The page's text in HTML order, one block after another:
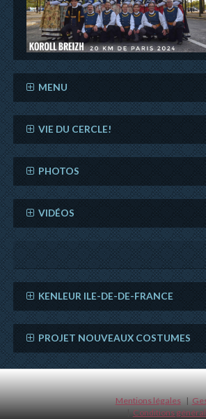
MENU
VIE DU CERCLE!
PHOTOS
VIDÉOS
KENLEUR ILE-DE-DE-FRANCE
PROJET NOUVEAUX COSTUMES
Mentions légales
Conditions